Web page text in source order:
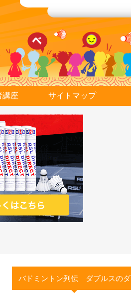
講座 サイトマップ
バドミントン列伝 ダブルスのダ